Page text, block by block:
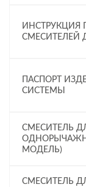
ИНСТРУКЦИЯ
СМЕСИТЕЛЕЙ
ПАСПОРТ
СИСТЕМЫ
СМЕСИТЕЛЬ
МОДЕЛЬ)
СМЕСИТЕЛЬ